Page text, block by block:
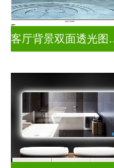
客厅背景